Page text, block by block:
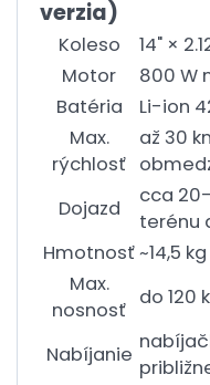
verzia)
Koleso
14" ×
Motor
800 W
Batéria
Li-ion
Max.
rýchlosť
až 30
Dojazd
cca
terénu
Hmotnosť~14,5 kg
Max.
nosnosť
do 120
Nabíjanie